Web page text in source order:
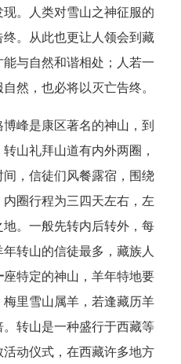
。人类对雪山之神征服的
。从此也更让人领会到藏
与自然和谐相处；人若一
然，也必将以灭亡告终。
峰是康区著名的神山，到
山礼拜山道有内外两圈，
，信徒们风餐露宿，围绕
圈行程为三四天左右，左
。一般先转内后转外，每
转山的信徒最多，藏族人
座特定的神山，羊年特地要
里雪山属羊，若逢藏历羊
转山是一种盛行于西藏等
动仪式，在西藏许多地方